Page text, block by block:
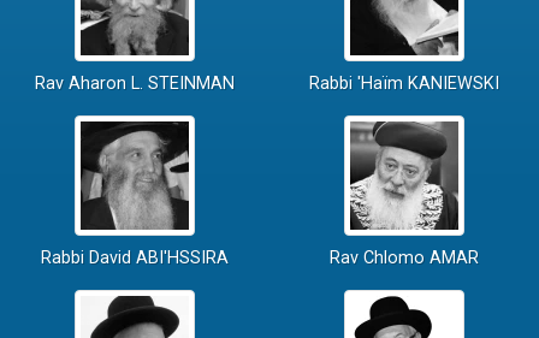
Rav Aharon L. STEINMAN Rabbi 'Haïm KANIEWSKI
Rabbi David ABI'HSSIRA Rav Chlomo AMAR